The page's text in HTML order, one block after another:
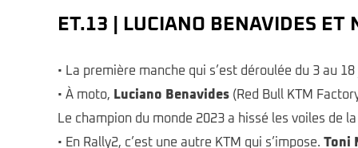
ET.13 | LUCIANO BENAVIDES
• La première manche qui s’est déroulée du 3 au
• À moto, Luciano Benavides (Red Bull KTM
Le champion du monde 2023 a hissé les voiles de
• En Rally2, c’est une autre KTM qui s’impose. Toni